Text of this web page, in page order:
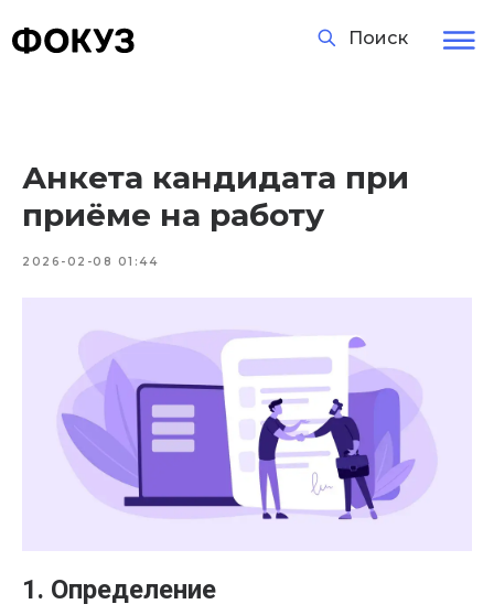
Поиск
Анкета кандидата при
приёме на работу
2026-02-08 01:44
1. Определение